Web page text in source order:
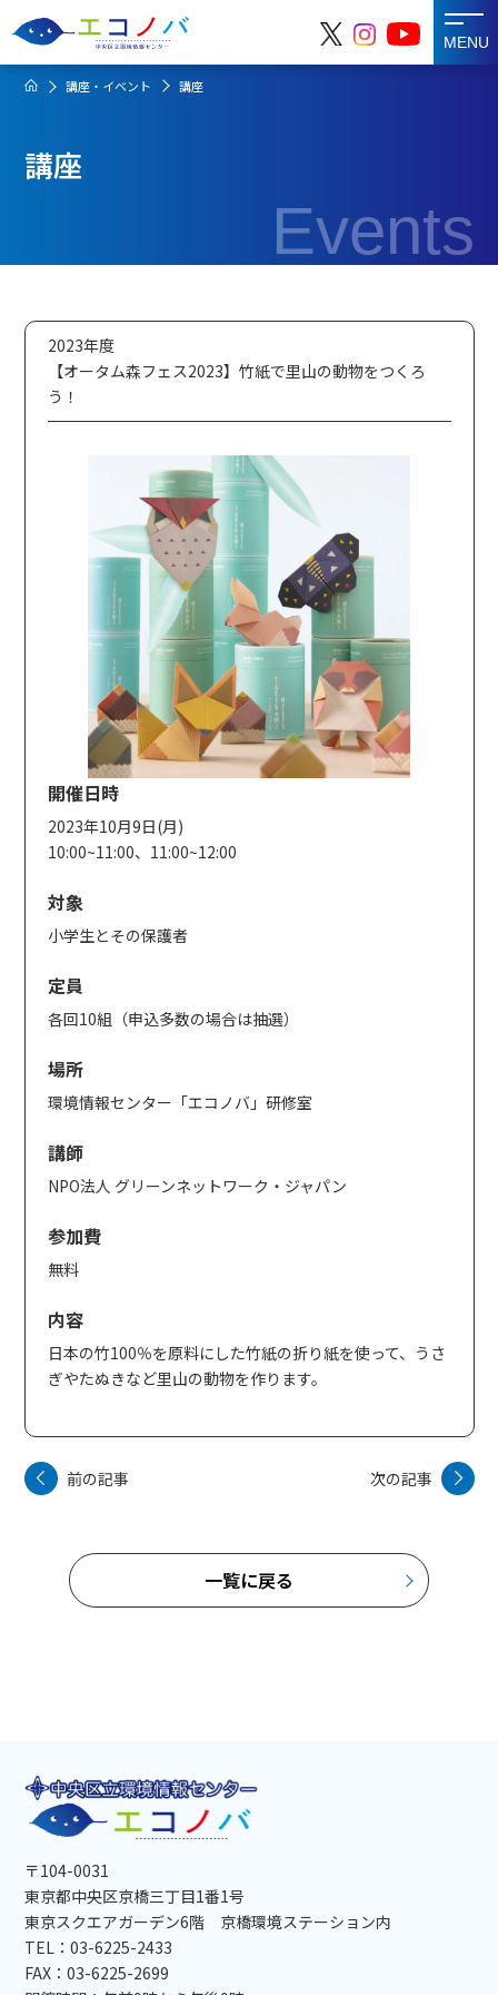
MENU
講座・イベント 講座
講座
Events
2023年度
【オータム森フェス2023】竹紙で里山の動物をつくろ
う！
開催日時
2023年10月9日(月)
10:00~11:00、11:00~12:00
対象
小学生とその保護者
定員
各回10組（申込多数の場合は抽選）
場所
環境情報センター「エコノバ」研修室
講師
NPO法人 グリーンネットワーク・ジャパン
参加費
無料
内容
日本の竹100％を原料にした竹紙の折り紙を使って、うさ
ぎやたぬきなど里山の動物を作ります。
前の記事 次の記事
一覧に戻る
〒104-0031
東京都中央区京橋三丁目1番1号
東京スクエアガーデン6階 京橋環境ステーション内
TEL：03-6225-2433
FAX：03-6225-2699